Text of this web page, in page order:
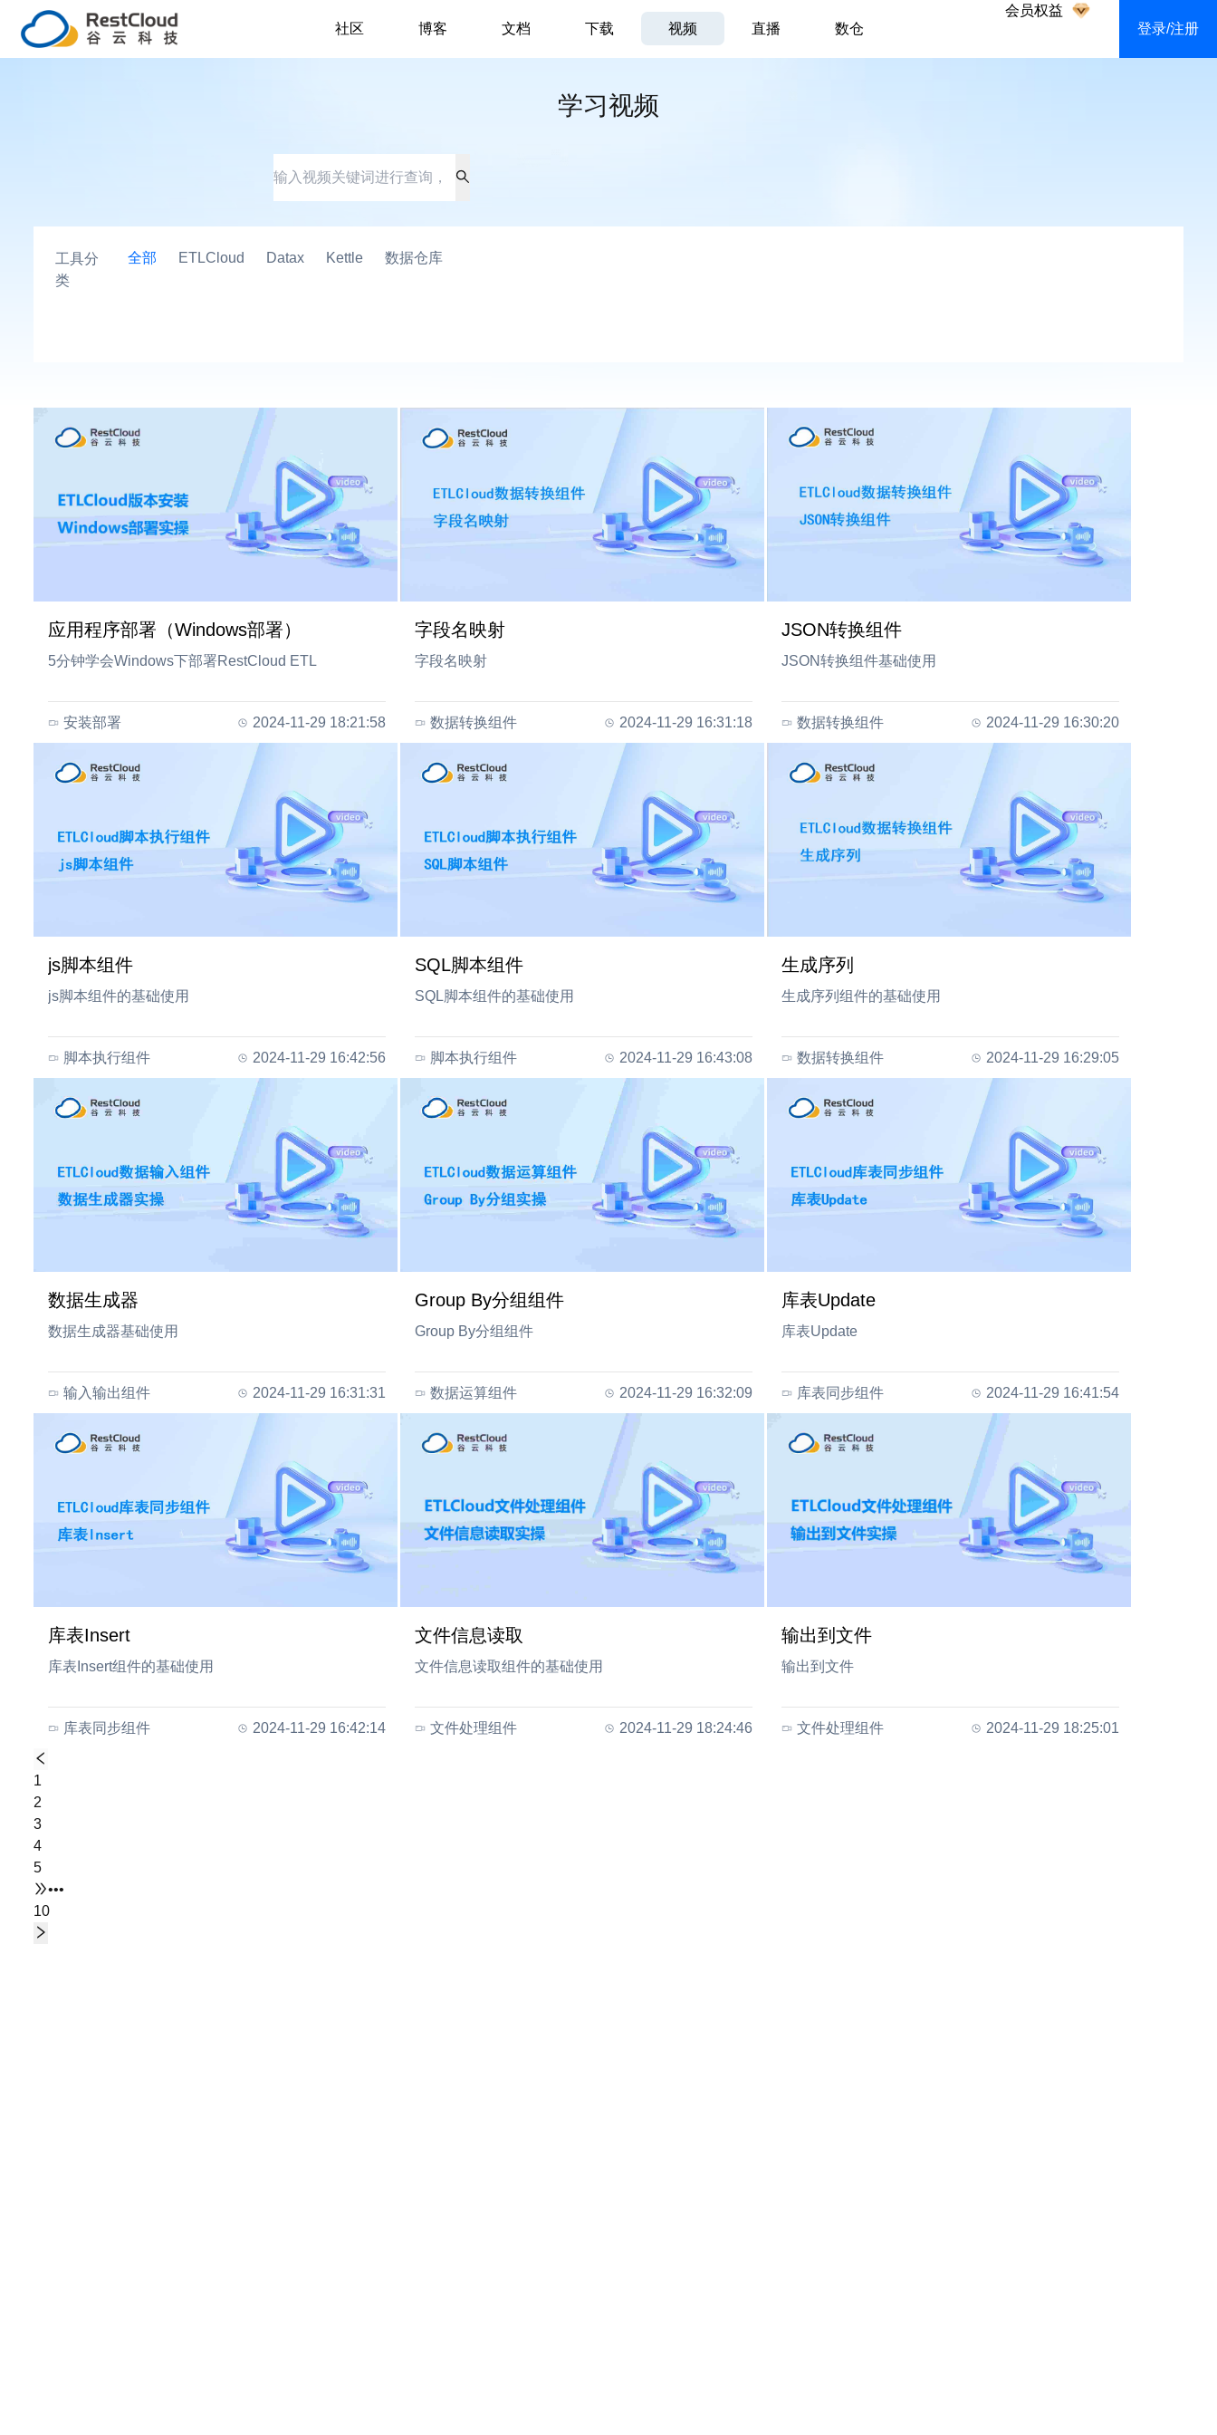
社区 博客 文档 下载 视频 直播 数仓
会员权益
登录/注册
学习视频
工具分
类
全部 ETLCloud Datax Kettle 数据仓库
应用程序部署（Windows部署）
5分钟学会Windows下部署RestCloud ETL
安装部署 2024-11-29 18:21:58
字段名映射
字段名映射
数据转换组件 2024-11-29 16:31:18
JSON转换组件
JSON转换组件基础使用
数据转换组件 2024-11-29 16:30:20
js脚本组件
js脚本组件的基础使用
脚本执行组件 2024-11-29 16:42:56
SQL脚本组件
SQL脚本组件的基础使用
脚本执行组件 2024-11-29 16:43:08
生成序列
生成序列组件的基础使用
数据转换组件 2024-11-29 16:29:05
数据生成器
数据生成器基础使用
输入输出组件 2024-11-29 16:31:31
Group By分组组件
Group By分组组件
数据运算组件 2024-11-29 16:32:09
库表Update
库表Update
库表同步组件 2024-11-29 16:41:54
库表Insert
库表Insert组件的基础使用
库表同步组件 2024-11-29 16:42:14
文件信息读取
文件信息读取组件的基础使用
文件处理组件 2024-11-29 18:24:46
输出到文件
输出到文件
文件处理组件 2024-11-29 18:25:01
1
2
3
4
5
•••
10